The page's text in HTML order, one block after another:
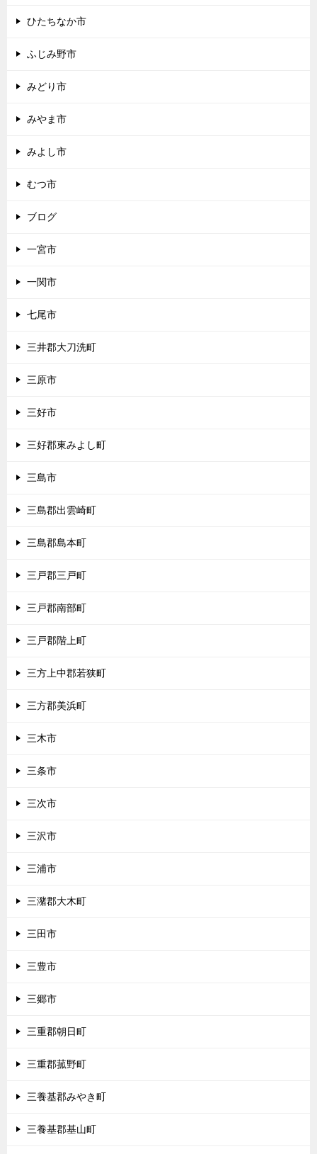
ひたちなか市
ふじみ野市
みどり市
みやま市
みよし市
むつ市
ブログ
一宮市
一関市
七尾市
三井郡大刀洗町
三原市
三好市
三好郡東みよし町
三島市
三島郡出雲崎町
三島郡島本町
三戸郡三戸町
三戸郡南部町
三戸郡階上町
三方上中郡若狭町
三方郡美浜町
三木市
三条市
三次市
三沢市
三浦市
三潴郡大木町
三田市
三豊市
三郷市
三重郡朝日町
三重郡菰野町
三養基郡みやき町
三養基郡基山町